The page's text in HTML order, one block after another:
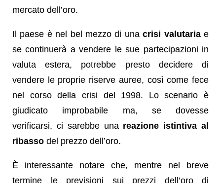
mercato dell’oro.
Il paese è nel bel mezzo di unacrisi valutariae
se continuerà a vendere le sue partecipazioni in
valuta estera, potrebbe presto decidere di
vendere le proprie riserve auree, così come fece
nel corso della crisi del 1998. Lo scenario è
giudicato improbabile ma, se dovesse
verificarsi, ci sarebbe una reazione istintiva al
ribasso del prezzo dell’oro.
È interessante notare che, mentre nel breve
termine le previsioni sui prezzi dell’oro di